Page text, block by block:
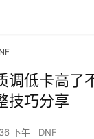
调低卡高了
技巧分享
下午 DNF